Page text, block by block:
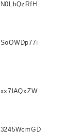
N0LhQzRfH
SoOWDp77i
xx7lAQxZW
3245WcmGD